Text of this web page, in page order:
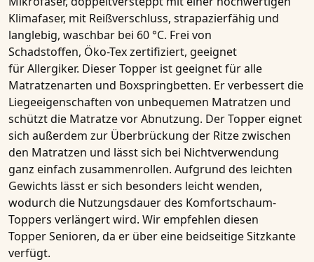
Klimafaser, mit Reißverschluss, strapazierfähig und
langlebig, waschbar bei 60 °C. Frei von
Schadstoffen, Öko-Tex zertifiziert, geeignet
für Allergiker. Dieser Topper ist geeignet für alle
Matratzenarten und Boxspringbetten. Er verbessert die
Liegeeigenschaften von unbequemen Matratzen und
schützt die Matratze vor Abnutzung. Der Topper eignet
sich außerdem zur Überbrückung der Ritze zwischen
den Matratzen und lässt sich bei Nichtverwendung
ganz einfach zusammenrollen. Aufgrund des leichten
Gewichts lässt er sich besonders leicht wenden,
wodurch die Nutzungsdauer des Komfortschaum-
Toppers verlängert wird. Wir empfehlen diesen
Topper Senioren, da er über eine beidseitige Sitzkante
verfügt.